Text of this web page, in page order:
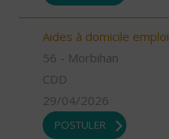
Aides à domicile
56 - Morbihan
CDD
29/04/2026
POSTULER